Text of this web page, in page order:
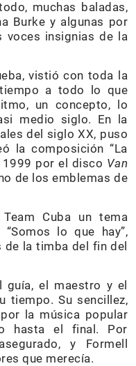
muchas baladas,
Burke y algunas por
voces insignias de la
vistió con toda la
a todo lo que
un concepto, lo
medio siglo. En la
del siglo XX, puso
la composición “La
1999 por el disco Van
de los emblemas de
Cuba un tema
“Somos lo que hay”,
la timba del fin del
guía, el maestro y el
tiempo. Su sencillez,
la música popular
hasta el final. Por
y Formell
que merecía.